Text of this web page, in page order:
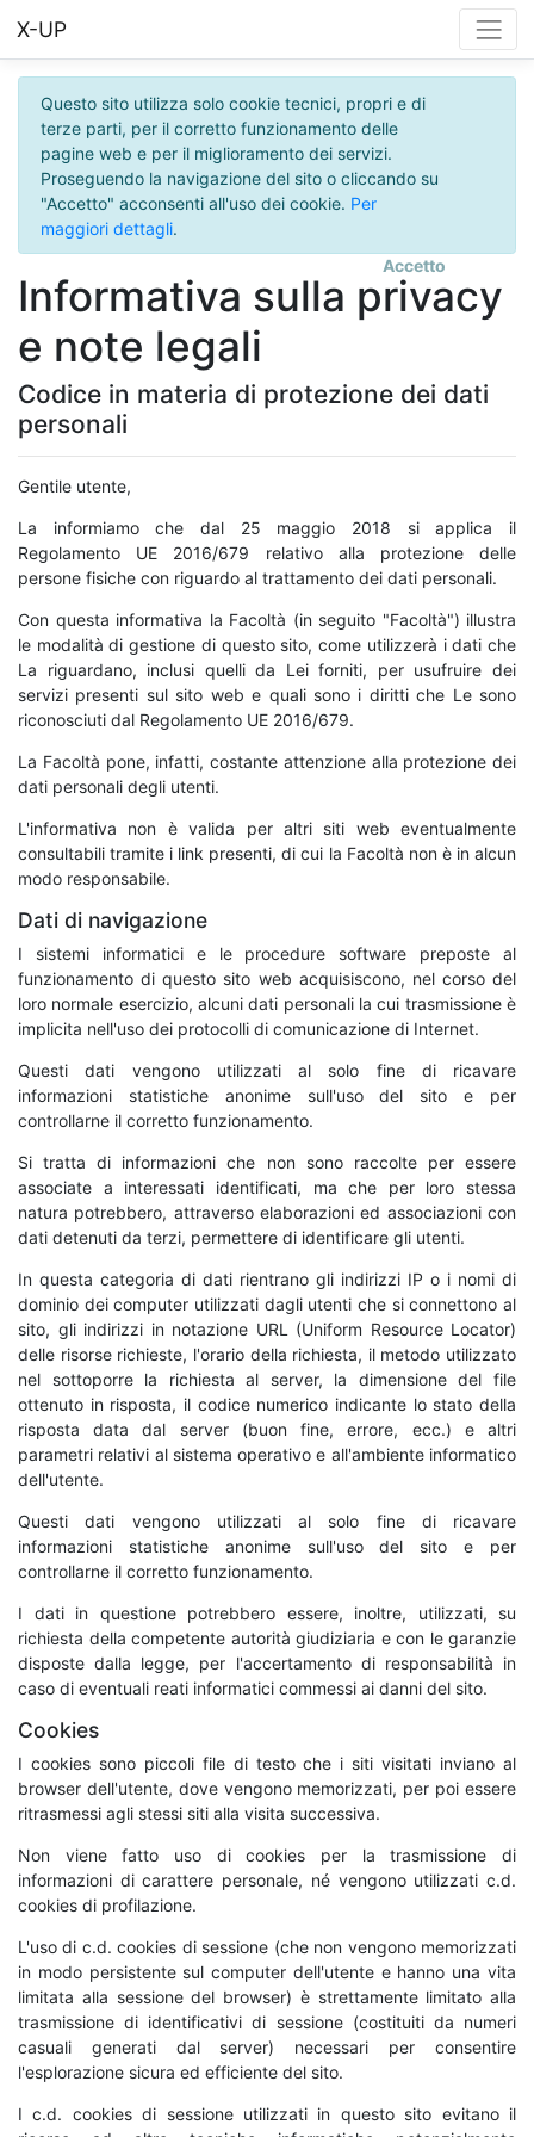
X-UP
Questo sito utilizza solo cookie tecnici, propri e di
terze parti, per il corretto funzionamento delle
pagine web e per il miglioramento dei servizi.
Proseguendo la navigazione del sito o cliccando su
"Accetto" acconsenti all'uso dei cookie. Per
maggiori dettagli.
Accetto
Informativa sulla privacy
e note legali
Codice in materia di protezione dei dati
personali
Gentile utente,
La informiamo che dal 25 maggio 2018 si applica il
Regolamento UE 2016/679 relativo alla protezione delle
persone fisiche con riguardo al trattamento dei dati personali.
Con questa informativa la Facoltà (in seguito "Facoltà") illustra
le modalità di gestione di questo sito, come utilizzerà i dati che
La riguardano, inclusi quelli da Lei forniti, per usufruire dei
servizi presenti sul sito web e quali sono i diritti che Le sono
riconosciuti dal Regolamento UE 2016/679.
La Facoltà pone, infatti, costante attenzione alla protezione dei
dati personali degli utenti.
L'informativa non è valida per altri siti web eventualmente
consultabili tramite i link presenti, di cui la Facoltà non è in alcun
modo responsabile.
Dati di navigazione
I sistemi informatici e le procedure software preposte al
funzionamento di questo sito web acquisiscono, nel corso del
loro normale esercizio, alcuni dati personali la cui trasmissione è
implicita nell'uso dei protocolli di comunicazione di Internet.
Questi dati vengono utilizzati al solo fine di ricavare
informazioni statistiche anonime sull'uso del sito e per
controllarne il corretto funzionamento.
Si tratta di informazioni che non sono raccolte per essere
associate a interessati identificati, ma che per loro stessa
natura potrebbero, attraverso elaborazioni ed associazioni con
dati detenuti da terzi, permettere di identificare gli utenti.
In questa categoria di dati rientrano gli indirizzi IP o i nomi di
dominio dei computer utilizzati dagli utenti che si connettono al
sito, gli indirizzi in notazione URL (Uniform Resource Locator)
delle risorse richieste, l'orario della richiesta, il metodo utilizzato
nel sottoporre la richiesta al server, la dimensione del file
ottenuto in risposta, il codice numerico indicante lo stato della
risposta data dal server (buon fine, errore, ecc.) e altri
parametri relativi al sistema operativo e all'ambiente informatico
dell'utente.
Questi dati vengono utilizzati al solo fine di ricavare
informazioni statistiche anonime sull'uso del sito e per
controllarne il corretto funzionamento.
I dati in questione potrebbero essere, inoltre, utilizzati, su
richiesta della competente autorità giudiziaria e con le garanzie
disposte dalla legge, per l'accertamento di responsabilità in
caso di eventuali reati informatici commessi ai danni del sito.
Cookies
I cookies sono piccoli file di testo che i siti visitati inviano al
browser dell'utente, dove vengono memorizzati, per poi essere
ritrasmessi agli stessi siti alla visita successiva.
Non viene fatto uso di cookies per la trasmissione di
informazioni di carattere personale, né vengono utilizzati c.d.
cookies di profilazione.
L'uso di c.d. cookies di sessione (che non vengono memorizzati
in modo persistente sul computer dell'utente e hanno una vita
limitata alla sessione del browser) è strettamente limitato alla
trasmissione di identificativi di sessione (costituiti da numeri
casuali generati dal server) necessari per consentire
l'esplorazione sicura ed efficiente del sito.
I c.d. cookies di sessione utilizzati in questo sito evitano il